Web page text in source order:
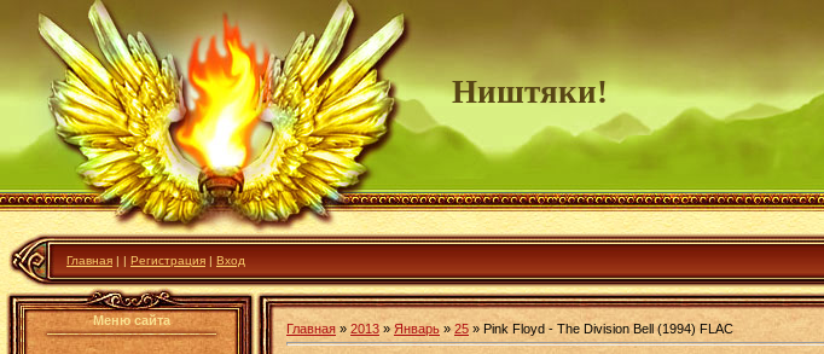
Ништяки!
Главная | | Регистрация | Вход
Меню сайта
Главная » 2013 » Январь » 25 » Pink Floyd - The Division Bell (1994) FLAC